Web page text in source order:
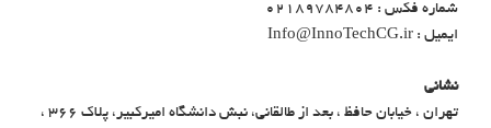
شماره فکس : 02189784804
ایمیل : Info@InnoTechCG.ir
نشانی
تهران ، خیابان حافظ ، بعد از طالقانی، نبش دانشگاه امیرکبیر، پلاک 366 ،